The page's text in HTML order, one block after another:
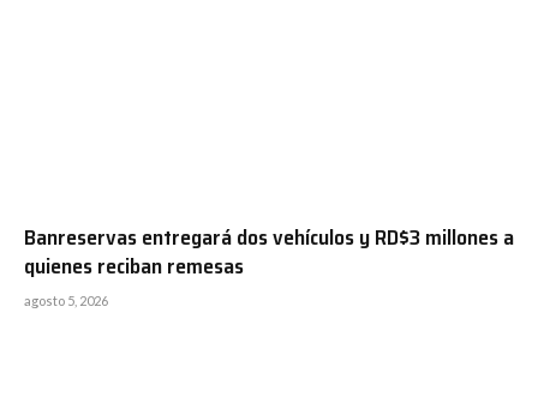
Banreservas entregará dos vehículos y RD$3 millones a
quienes reciban remesas
agosto 5, 2026